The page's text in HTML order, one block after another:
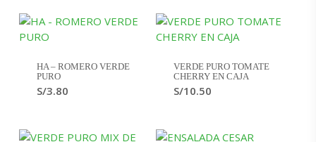
HA – ROMERO VERDE
PURO
S/3.80
VERDE PURO TOMATE
CHERRY EN CAJA
S/10.50